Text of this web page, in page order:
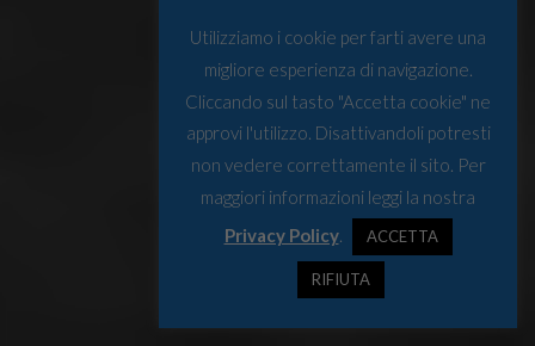
Utilizziamo i cookie per farti avere una
migliore esperienza di navigazione.
Cliccando sul tasto "Accetta cookie" ne
approvi l'utilizzo. Disattivandoli potresti
non vedere correttamente il sito. Per
maggiori informazioni leggi la nostra
Privacy Policy. ACCETTA
RIFIUTA